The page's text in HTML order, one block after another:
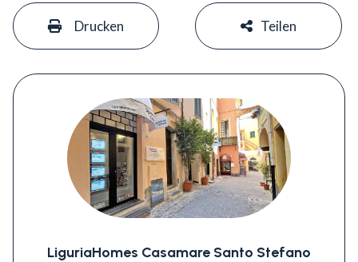
Drucken Teilen
LiguriaHomes Casamare Santo Stefano